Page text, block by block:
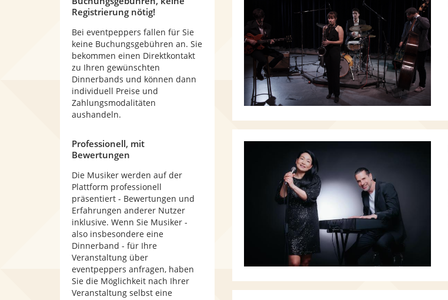
Registrierung nötig!
Bei eventpeppers fallen für Sie
keine Buchungsgebühren an. Sie
bekommen einen Direktkontakt
zu Ihren gewünschten
Dinnerbands und können dann
individuell Preise und
Zahlungsmodalitäten
aushandeln.
Professionell, mit
Bewertungen
Die Musiker werden auf der
Plattform professionell
präsentiert - Bewertungen und
Erfahrungen anderer Nutzer
inklusive. Wenn Sie Musiker -
also insbesondere eine
Dinnerband - für Ihre
Veranstaltung über
eventpeppers anfragen, haben
Sie die Möglichkeit nach Ihrer
Veranstaltung selbst eine